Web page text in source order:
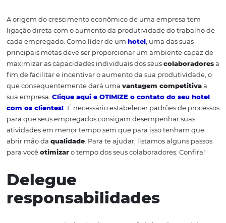
mais produtivos
Em
A origem do crescimento econômico de uma empresa
ligação direta com o aumento da produtividade do
cada empregado. Como líder de umhotel, uma das
principais metas deve ser proporcionar um ambiente
maximizar as capacidades individuais dos seus
fim de facilitar e incentivar o aumento da sua
que consequentemente dará umavantagem
com os clientes!
para que seus empregados consigam desempenhar
atividades em menor tempo sem que para isso tenham